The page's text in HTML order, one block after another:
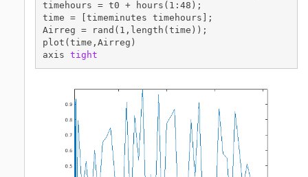
timehours = t0 + hours(1:48);
time = [timeminutes timehours];
Airreg = rand(1,length(time));
plot(time,Airreg)
axis tight